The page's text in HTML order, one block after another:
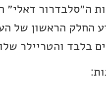
ה״סלבדרור דאלי״
החלק הראשון של
בלבד והטריילר